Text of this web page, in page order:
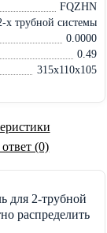
FQZHN
х трубной системы
0.0000
0.49
315x110x105
(0)
для 2-трубной
распределить